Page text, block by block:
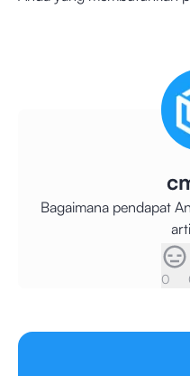
Bagaimana pendapat
0